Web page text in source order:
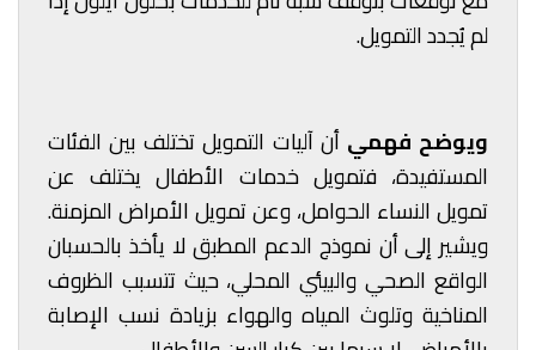
لم يُجدد التمويل.
ويوضح فهمي أن آليات التمويل تختلف بين الفئات
المستفيدة، فتمويل خدمات الأطفال يختلف عن
تمويل النساء الحوامل، وعن تمويل الأمراض المزمنة.
ويشير إلى أن نموذج الدعم المطبق لا يأخذ بالحسبان
الواقع الصحي والبيئي المحلي، حيث تتسبب الظروف
المناخية وتلوث المياه والهواء بزيادة نسب الإصابة